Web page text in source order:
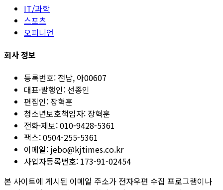
IT/과학
스포츠
오피니언
회사 정보
등록번호: 전남, 아00607
대표·발행인: 선종인
편집인: 장혁훈
청소년보호책임자: 장혁훈
전화·제보:010-9428-5361
팩스:0504-255-5361
이메일: jebo@kjtimes.co.kr
사업자등록번호: 173-91-02454
본 사이트에 게시된 이메일 주소가 전자우편 수집 프로그램이나